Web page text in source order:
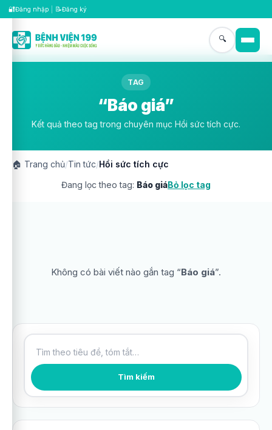
🔐Đăng nhập 📝Đăng ký
🔍
TAG
“Báo giá”
Kết quả theo tag trong chuyên mục Hồi sức tích cực.
🏠 Trang chủ/Tin tức/Hồi sức tích cực
Đang lọc theo tag: Báo giáBỏ lọc tag
Không có bài viết nào gắn tag “Báo giá”.
Tìm kiếm bài viết Tìm kiếm